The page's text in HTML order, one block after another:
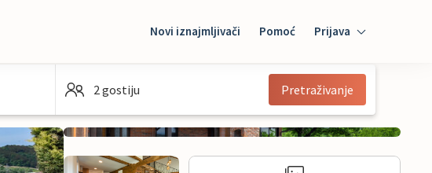
Novi iznajmljivači Pomoć Prijava
Mybooking
2 gostiju Pretraživanje